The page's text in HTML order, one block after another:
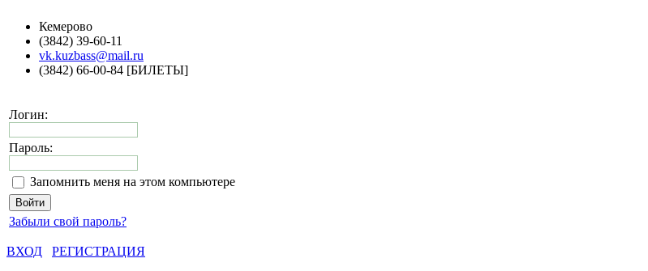
Кемерово
(3842) 39-60-11
vk.kuzbass@mail.ru
(3842) 66-00-84 [БИЛЕТЫ]
Логин:
Пароль:
Запомнить меня на этом компьютере
Забыли свой пароль?
ВХОД
РЕГИСТРАЦИЯ